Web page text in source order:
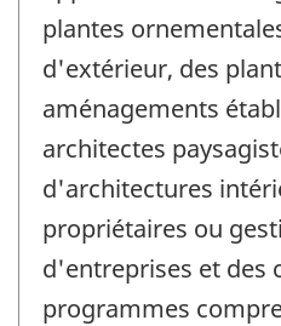
plantes
d'extérieur, des
aménagements
architectes
d'architectures
propriétaires ou
d'entreprises et des
programmes